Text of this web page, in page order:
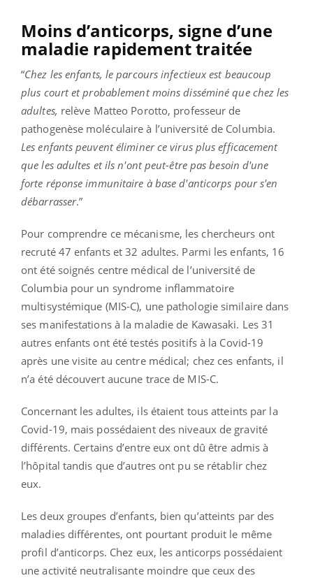
Moins d’anticorps, signe d’une
maladie rapidement traitée
“Chez les enfants, le parcours infectieux est beaucoup
plus court et probablement moins disséminé que chez les
adultes, relève Matteo Porotto, professeur de
pathogenèse moléculaire à l’université de Columbia.
Les enfants peuvent éliminer ce virus plus efficacement
que les adultes et ils n'ont peut-être pas besoin d'une
forte réponse immunitaire à base d'anticorps pour s'en
débarrasser.”
Pour comprendre ce mécanisme, les chercheurs ont
recruté 47 enfants et 32 adultes. Parmi les enfants, 16
ont été soignés centre médical de l’université de
Columbia pour un syndrome inflammatoire
multisystémique (MIS-C), une pathologie similaire dans
ses manifestations à la maladie de Kawasaki. Les 31
autres enfants ont été testés positifs à la Covid-19
après une visite au centre médical; chez ces enfants, il
n’a été découvert aucune trace de MIS-C.
Concernant les adultes, ils étaient tous atteints par la
Covid-19, mais possédaient des niveaux de gravité
différents. Certains d’entre eux ont dû être admis à
l’hôpital tandis que d’autres ont pu se rétablir chez
eux.
Les deux groupes d’enfants, bien qu’atteints par des
maladies différentes, ont pourtant produit le même
profil d’anticorps. Chez eux, les anticorps possédaient
une activité neutralisante moindre que ceux des